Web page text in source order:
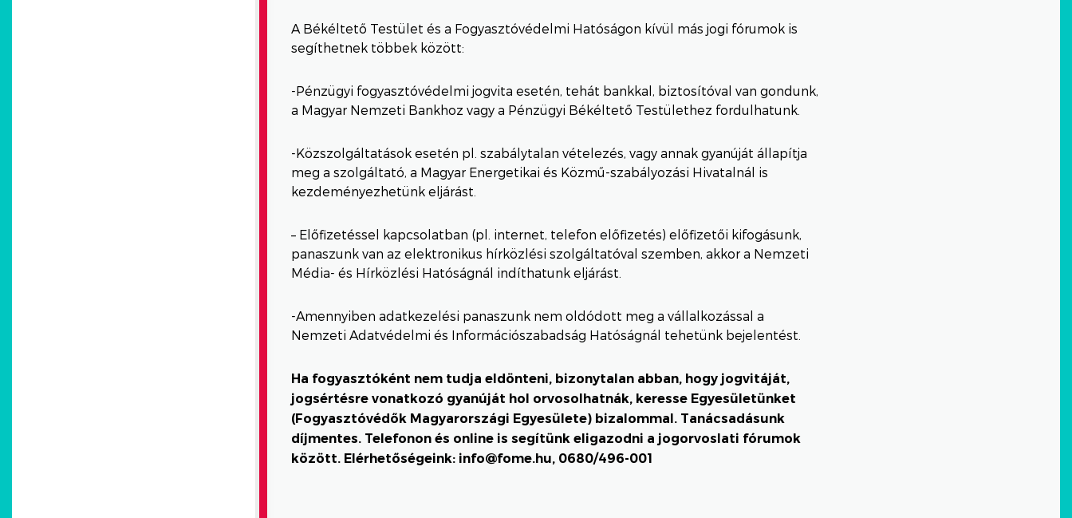
A Békéltető Testület és a Fogyasztóvédelmi Hatóságon kívül más jogi fórumok is
segíthetnek többek között:
-Pénzügyi fogyasztóvédelmi jogvita esetén, tehát bankkal, biztosítóval van gondunk,
a Magyar Nemzeti Bankhoz vagy a Pénzügyi Békéltető Testülethez fordulhatunk.
-Közszolgáltatások esetén pl. szabálytalan vételezés, vagy annak gyanúját állapítja
meg a szolgáltató, a Magyar Energetikai és Közmű-szabályozási Hivatalnál is
kezdeményezhetünk eljárást.
– Előfizetéssel kapcsolatban (pl. internet, telefon előfizetés) előfizetői kifogásunk,
panaszunk van az elektronikus hírközlési szolgáltatóval szemben, akkor a Nemzeti
Média- és Hírközlési Hatóságnál indíthatunk eljárást.
-Amennyiben adatkezelési panaszunk nem oldódott meg a vállalkozással a
Nemzeti Adatvédelmi és Információszabadság Hatóságnál tehetünk bejelentést.
Ha fogyasztóként nem tudja eldönteni, bizonytalan abban, hogy jogvitáját,
jogsértésre vonatkozó gyanúját hol orvosolhatnák, keresse Egyesületünket
(Fogyasztóvédők Magyarországi Egyesülete) bizalommal. Tanácsadásunk
díjmentes. Telefonon és online is segítünk eligazodni a jogorvoslati fórumok
között. Elérhetőségeink: info@fome.hu, 0680/496-001